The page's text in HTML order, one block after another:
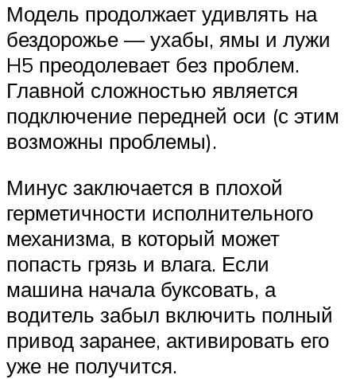
Модель продолжает удивлять на
бездорожье — ухабы, ямы и лужи
H5 преодолевает без проблем.
Главной сложностью является
подключение передней оси (с этим
возможны проблемы).
Минус заключается в плохой
герметичности исполнительного
механизма, в который может
попасть грязь и влага. Если
машина начала буксовать, а
водитель забыл включить полный
привод заранее, активировать его
уже не получится.